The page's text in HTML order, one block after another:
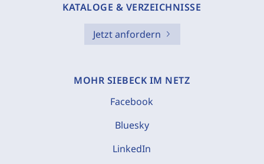
KATALOGE & VERZEICHNISSE
Jetzt anfordern
MOHR SIEBECK IM NETZ
Facebook
Bluesky
LinkedIn